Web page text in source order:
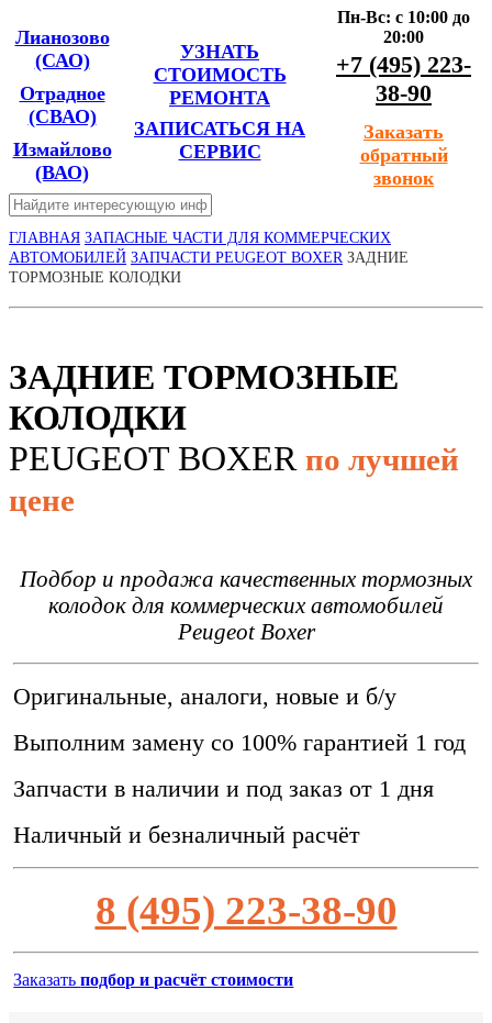
Лианозово
(САО)
Отрадное
(СВАО)
Измайлово
(ВАО)
УЗНАТЬ
СТОИМОСТЬ
РЕМОНТА
ЗАПИСАТЬСЯ НА
СЕРВИС
Пн-Вс: с 10:00 до
20:00
+7 (495) 223-
38-90
Заказать
обратный
звонок
ГЛАВНАЯ ЗАПАСНЫЕ ЧАСТИ ДЛЯ КОММЕРЧЕСКИХ
АВТОМОБИЛЕЙ ЗАПЧАСТИ PEUGEOT BOXER ЗАДНИЕ
ТОРМОЗНЫЕ КОЛОДКИ
ЗАДНИЕ ТОРМОЗНЫЕ
КОЛОДКИ
PEUGEOT BOXER по лучшей
цене
Подбор и продажа качественных тормозных
колодок для коммерческих автомобилей
Peugeot Boxer
Оригинальные, аналоги, новые и б/у
Выполним замену со 100% гарантией 1 год
Запчасти в наличии и под заказ от 1 дня
Наличный и безналичный расчёт
8 (495) 223-38-90
Заказатьподбор и расчёт стоимости